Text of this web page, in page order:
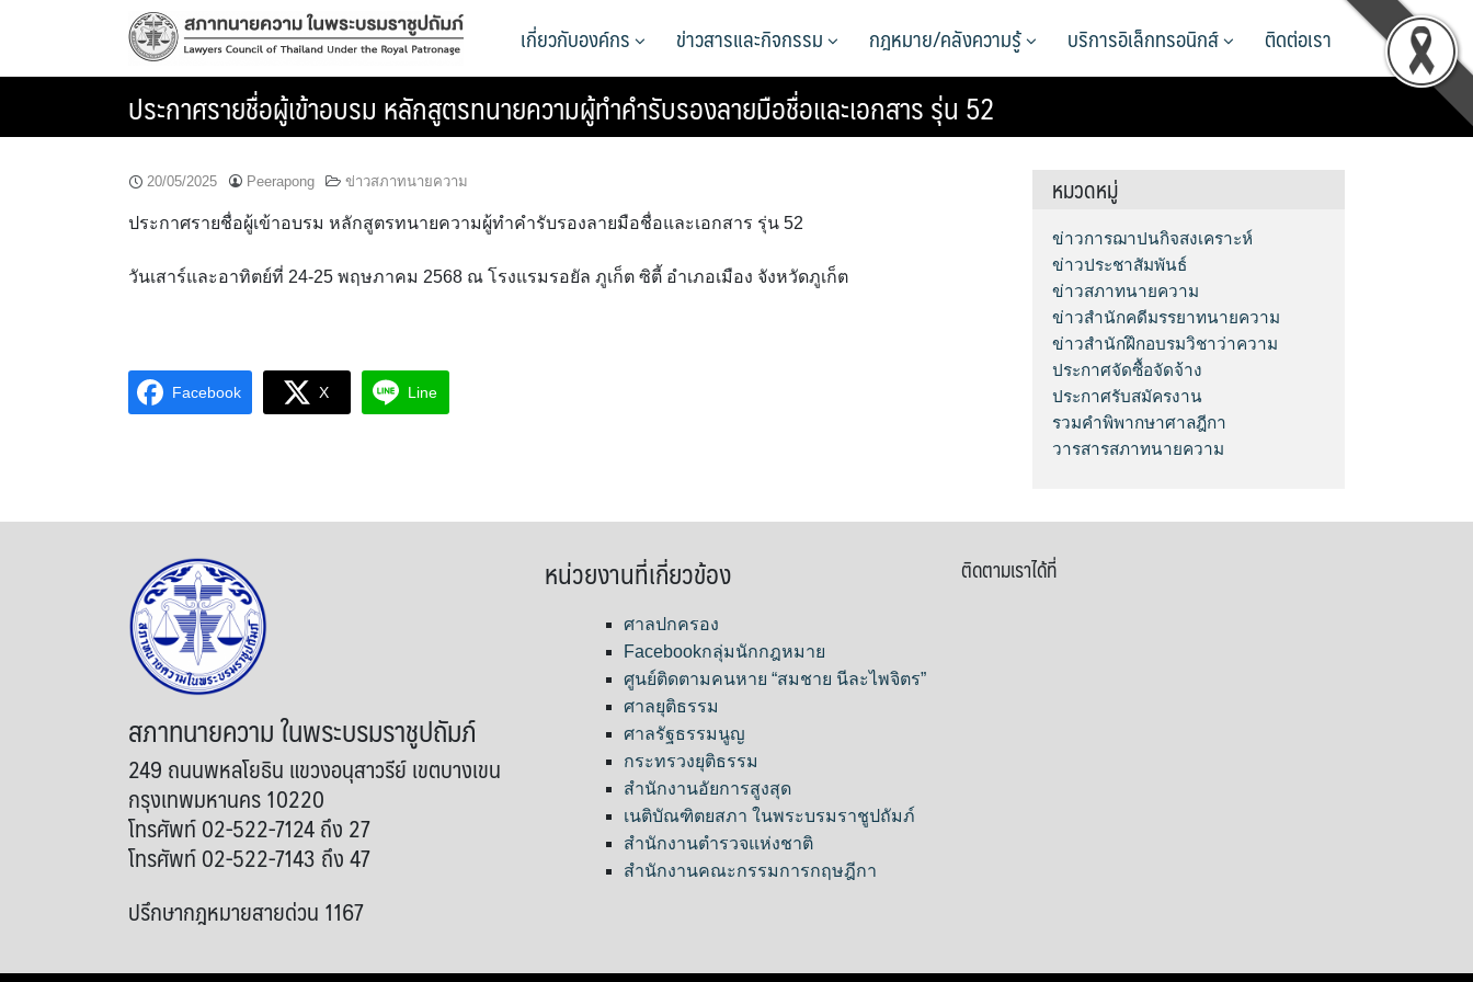
เกี่ยวกับองค์กร ข่าวสารและกิจกรรม กฎหมาย/คลังความรู้ บริการอิเล็กทรอนิกส์ ติดต่อเรา
ประกาศรายชื่อผู้เข้าอบรม หลักสูตรทนายความผู้ทำคำรับรองลายมือชื่อและเอกสาร รุ่น 52
20/05/2025 Peerapong ข่าวสภาทนายความ
ประกาศรายชื่อผู้เข้าอบรม หลักสูตรทนายความผู้ทำคำรับรองลายมือชื่อและเอกสาร รุ่น 52
วันเสาร์และอาทิตย์ที่ 24-25 พฤษภาคม 2568 ณ โรงแรมรอยัล ภูเก็ต ซิตี้ อำเภอเมือง จังหวัดภูเก็ต
Facebook X Line
หมวดหมู่
ข่าวการฌาปนกิจสงเคราะห์
ข่าวประชาสัมพันธ์
ข่าวสภาทนายความ
ข่าวสำนักคดีมรรยาทนายความ
ข่าวสำนักฝึกอบรมวิชาว่าความ
ประกาศจัดซื้อจัดจ้าง
ประกาศรับสมัครงาน
รวมคำพิพากษาศาลฎีกา
วารสารสภาทนายความ
สภาทนายความ ในพระบรมราชูปถัมภ์
249 ถนนพหลโยธิน แขวงอนุสาวรีย์ เขตบางเขน
กรุงเทพมหานคร 10220
โทรศัพท์ 02-522-7124 ถึง 27
โทรศัพท์ 02-522-7143 ถึง 47
ปรึกษากฎหมายสายด่วน 1167
หน่วยงานที่เกี่ยวข้อง
ศาลปกครอง
Facebookกลุ่มนักกฎหมาย
ศูนย์ติดตามคนหาย “สมชาย นีละไพจิตร”
ศาลยุติธรรม
ศาลรัฐธรรมนูญ
กระทรวงยุติธรรม
สำนักงานอัยการสูงสุด
เนติบัณฑิตยสภา ในพระบรมราชูปถัมภ์
สำนักงานตำรวจแห่งชาติ
สำนักงานคณะกรรมการกฤษฎีกา
ติดตามเราได้ที่